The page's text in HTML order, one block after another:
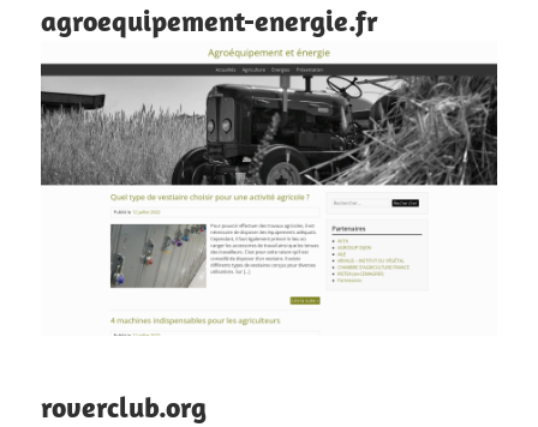
agroequipement-energie.fr
roverclub.org